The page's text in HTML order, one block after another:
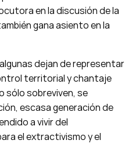
en la discusión de la
gana asiento en la
dejan de representar
territorial y chantaje
sólo sobreviven, se
escasa generación de
a vivir del
el extractivismo y el